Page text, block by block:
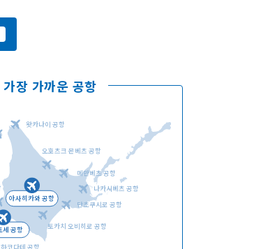
언어선택
가장 가까운 공항
세 공항
하코다테 공항
아사히카와 공항
왓카나이 공항
오호츠크 몬베츠 공항
메만베츠 공항
나카시베츠 공항
단초쿠시로 공항
토카치 오비히로 공항